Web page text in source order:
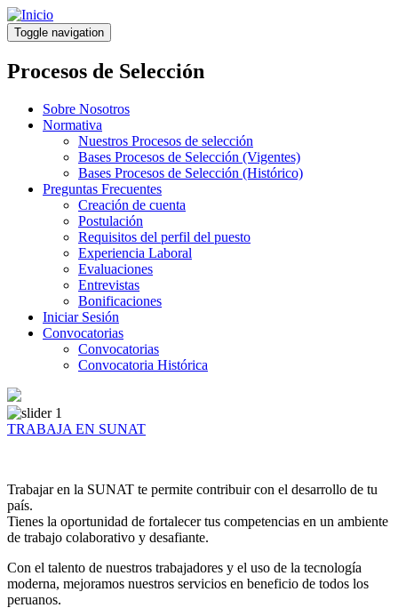
Pasar
al
contenido
principal
Toggle navigation
Procesos de Selección
Sobre Nosotros
Normativa
Nuestros Procesos de selección
Bases Procesos de Selección (Vigentes)
Bases Procesos de Selección (Histórico)
Preguntas Frecuentes
Creación de cuenta
Postulación
Requisitos del perfil del puesto
Experiencia Laboral
Evaluaciones
Entrevistas
Bonificaciones
Iniciar Sesión
Convocatorias
Convocatorias
Convocatoria Histórica
TRABAJA EN SUNAT
Trabajar en la SUNAT te permite contribuir con el desarrollo de tu
país.
Tienes la oportunidad de fortalecer tus competencias en un ambiente
de trabajo colaborativo y desafiante.
Con el talento de nuestros trabajadores y el uso de la tecnología
moderna, mejoramos nuestros servicios en beneficio de todos los
peruanos.